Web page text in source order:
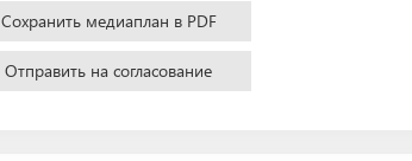
Сохранить медиаплан в PDF
Отправить на согласование